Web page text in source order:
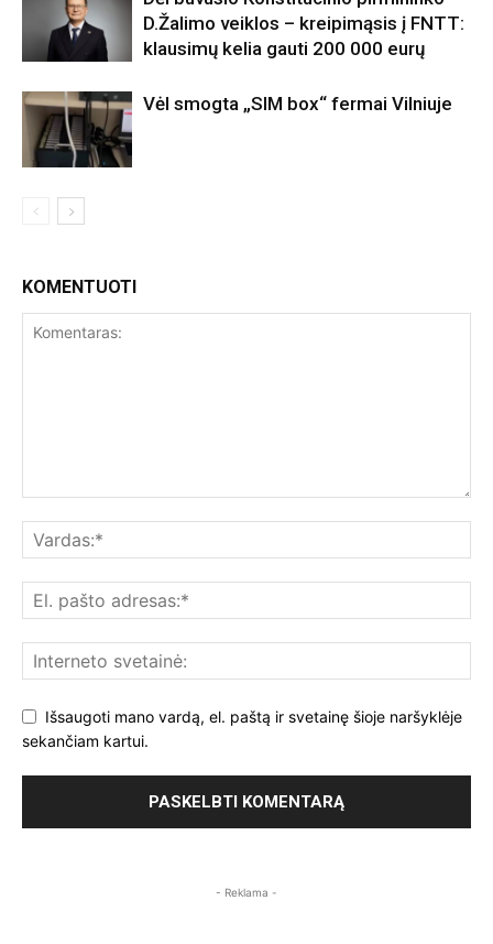
D.Žalimo veiklos – kreipimąsis į FNTT:
klausimų kelia gauti 200 000 eurų
Vėl smogta „SIM box“ fermai Vilniuje
KOMENTUOTI
Išsaugoti mano vardą, el. paštą ir svetainę šioje naršyklėje
sekančiam kartui.
- Reklama -